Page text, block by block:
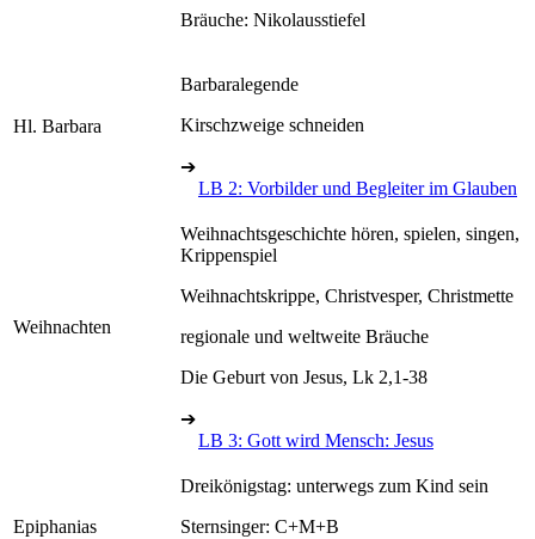
Bräuche: Nikolausstiefel
Hl. Barbara
Barbaralegende
Kirschzweige schneiden
➔
LB 2: Vorbilder und Begleiter im Glauben
Weihnachten
Weihnachtsgeschichte hören, spielen, singen,
Krippenspiel
Weihnachtskrippe, Christvesper, Christmette
regionale und weltweite Bräuche
Die Geburt von Jesus, Lk 2,1-38
➔
LB 3: Gott wird Mensch: Jesus
Epiphanias
Dreikönigstag: unterwegs zum Kind sein
Sternsinger: C+M+B